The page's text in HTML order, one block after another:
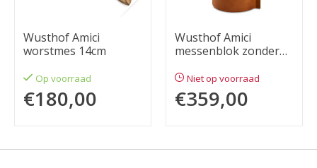
Wusthof Amici
worstmes 14cm
Op voorraad
€180,00
Wusthof Amici
messenblok zonder
Niet op voorraad
€359,00